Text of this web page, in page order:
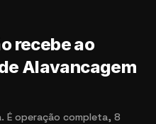
recebe ao
Alavancagem
É operação completa, 8